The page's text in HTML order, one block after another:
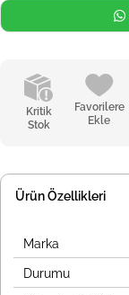
Kritik
Stok
Favorilere
Ekle
Ürün Özellikleri
Marka
Durumu